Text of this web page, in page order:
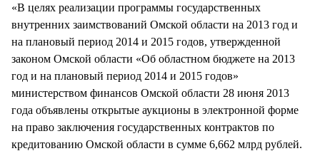
«В целях реализации программы государственных
внутренних заимствований Омской области на 2013 год и
на плановый период 2014 и 2015 годов, утвержденной
законом Омской области «Об областном бюджете на 2013
год и на плановый период 2014 и 2015 годов»
министерством финансов Омской области 28 июня 2013
года объявлены открытые аукционы в электронной форме
на право заключения государственных контрактов по
кредитованию Омской области в сумме 6,662 млрд рублей.